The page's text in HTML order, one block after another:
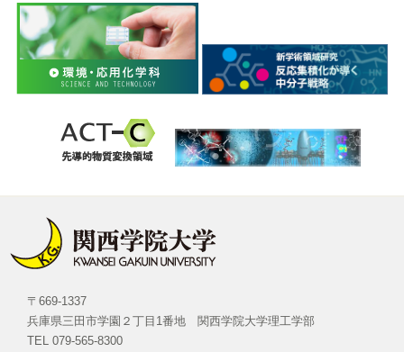
〒669-1337
兵庫県三田市学園２丁目1番地 関西学院大学理工学部
TEL 079-565-8300